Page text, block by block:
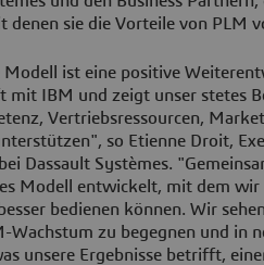
denen sie die Vorteile von PLM
Modell ist eine positive
mit IBM und zeigt unser stetes
Vertriebsressourcen,
so Etienne Droit,
Dassault Systèmes.
Modell entwickelt, mit dem wir
bedienen können. Wir
Wachstum zu begegnen und in
unsere Ergebnisse betrifft,